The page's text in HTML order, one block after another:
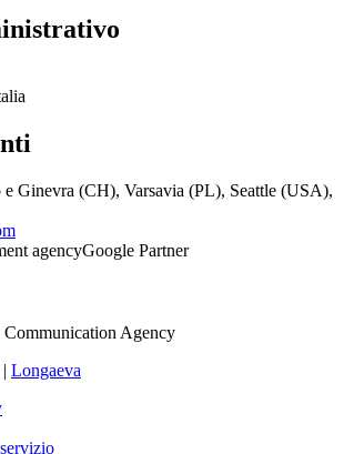
Ginevra (CH), Varsavia (PL), Seattle (USA),
Agency
Longaeva